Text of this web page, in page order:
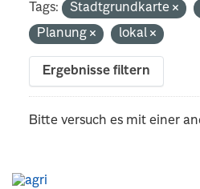
Tags:
Stadtgrundkarte
Planung
lokal
Ergebnisse filtern
Bitte versuch es mit einer